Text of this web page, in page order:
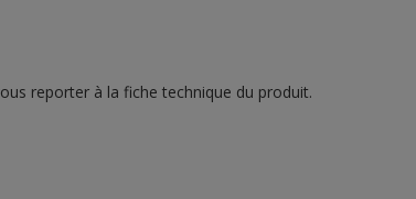
reporter à la fiche technique du produit.